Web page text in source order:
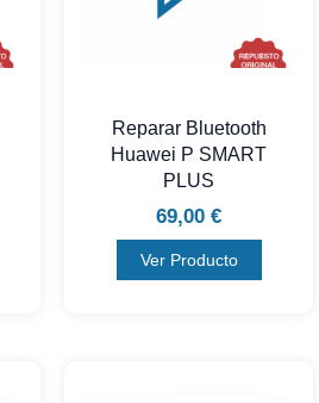
Reparar Bluetooth
Huawei P SMART
PLUS
69,00 €
Ver Producto